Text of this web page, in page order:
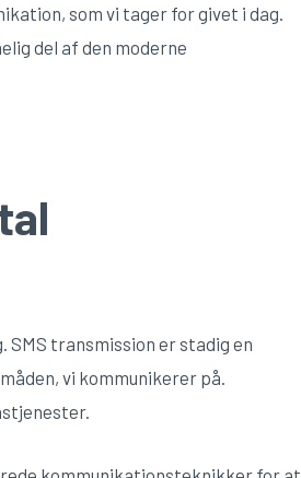
som vi tager for givet i dag.
del af den moderne
transmission er stadig en
vi kommunikerer på.